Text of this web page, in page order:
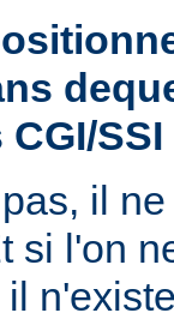
SSI
il
si l'on